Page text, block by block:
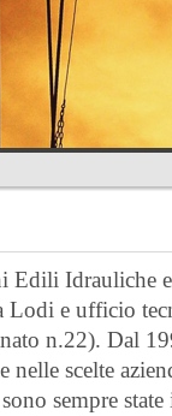
Edili Idrauliche
Lodi e ufficio
n.22). Dal
nelle scelte
sempre